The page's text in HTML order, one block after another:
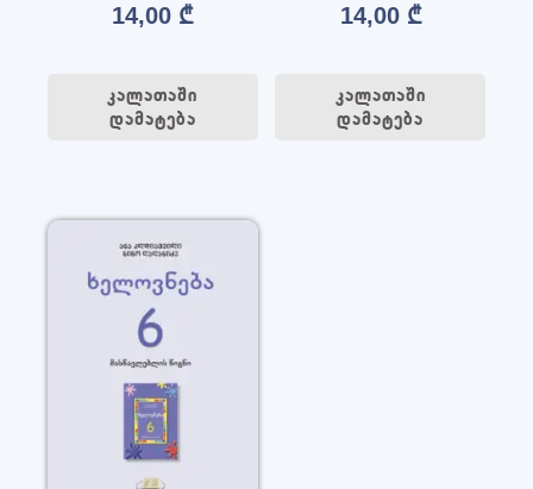
14,00 ₾
კალათაში
დამატება
14,00 ₾
კალათაში
დამატება